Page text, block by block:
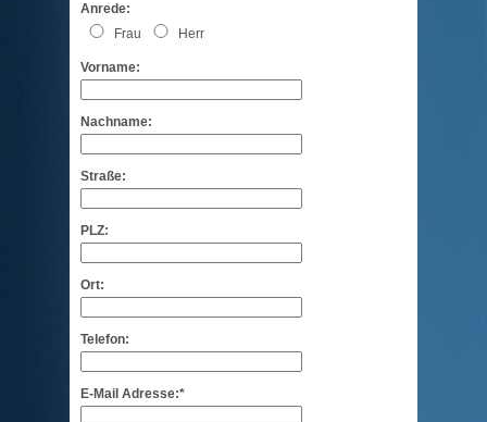
Anrede:
Frau
Herr
Vorname:
Nachname:
Straße:
PLZ:
Ort:
Telefon:
E-Mail Adresse:*